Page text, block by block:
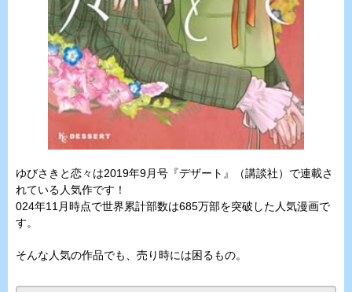
ゆびさきと恋々は2019年9月号『デザート』（講談社）で連載さ
れている人気作です！
024年11月時点で世界累計部数は685万部を突破した人気漫画で
す。
そんな人気の作品でも、売り時には困るもの。